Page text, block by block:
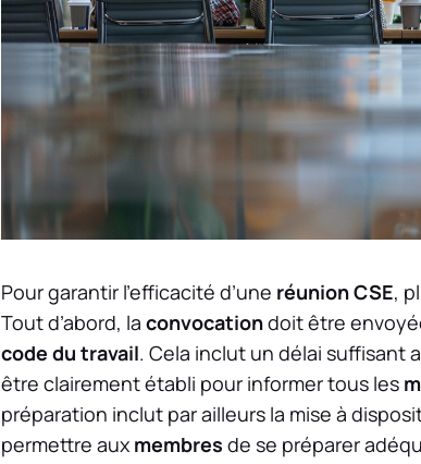
Pour garantir l’efficacité d’une réunion CSE,
Tout d’abord, la convocationdoit être
code du travail. Cela inclut un délai suffisant
être clairement établi pour informer tous les
préparation inclut par ailleurs la mise à
permettre aux membres de se préparer